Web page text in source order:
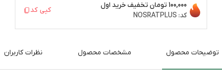
100,000 تومان
تخفیف خرید اول
کد: NOSRATPLUS
کپی کد
توضیحات محصول مشخصات محصول نظرات کاربران